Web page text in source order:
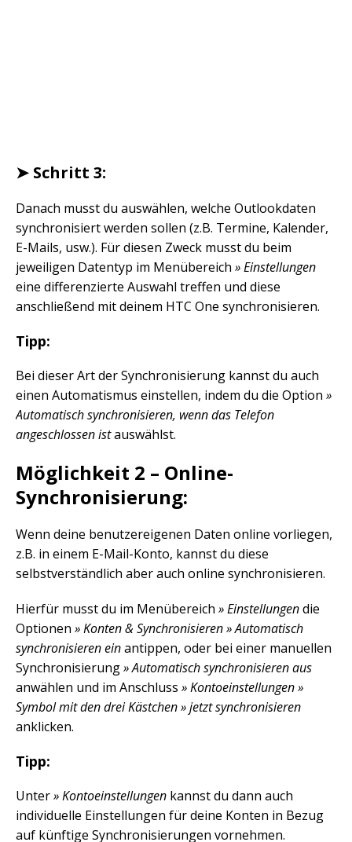
➤ Schritt 3:
Danach musst du auswählen, welche Outlookdaten
synchronisiert werden sollen (z.B. Termine, Kalender,
E-Mails, usw.). Für diesen Zweck musst du beim
jeweiligen Datentyp im Menübereich » Einstellungen
eine differenzierte Auswahl treffen und diese
anschließend mit deinem HTC One synchronisieren.
Tipp:
Bei dieser Art der Synchronisierung kannst du auch
einen Automatismus einstellen, indem du die Option »
Automatisch synchronisieren, wenn das Telefon
angeschlossen istauswählst.
Möglichkeit 2 – Online-
Synchronisierung:
Wenn deine benutzereigenen Daten online vorliegen,
z.B. in einem E-Mail-Konto, kannst du diese
selbstverständlich aber auch online synchronisieren.
Hierfür musst du im Menübereich » Einstellungendie
Optionen » Konten & Synchronisieren » Automatisch
synchronisieren einantippen, oder bei einer manuellen
Synchronisierung» Automatisch synchronisieren aus
anwählen und im Anschluss » Kontoeinstellungen »
Symbol mit den drei Kästchen » jetzt synchronisieren
anklicken.
Tipp:
Unter» Kontoeinstellungen kannst du dann auch
individuelle Einstellungen für deine Konten in Bezug
auf künftige Synchronisierungen vornehmen.